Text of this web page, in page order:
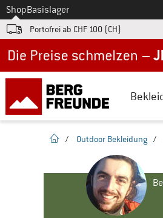
Zum
ShopBasislager
Portofrei ab CHF 100 (CH)
Startseite
/ Outdoor Bekleidung /